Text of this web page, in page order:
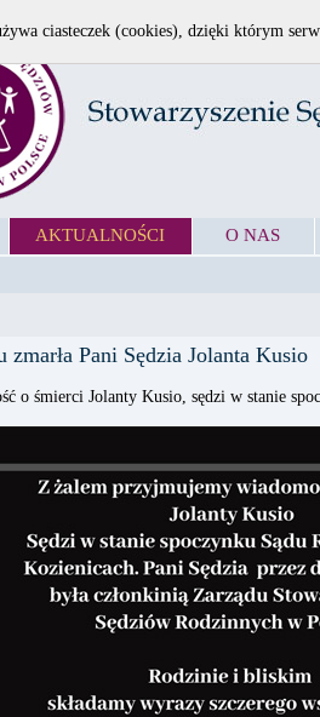
AKTUALNOŚCI O NAS
Pani Sędzia Jolanta Kusio
o śmierci Jolanty Kusio, sędzi w stanie
ciasteczek (cookies), dzięki którym